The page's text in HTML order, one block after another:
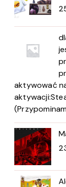
aktywować